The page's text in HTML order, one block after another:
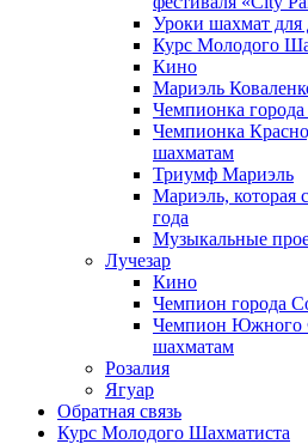
Уроки шахмат для
Курс Молодого
Кино
Мариэль
Чемпионка
Чемпионка
шахматам
Триумф Мариэль
Мариэль, которая
года
Музыкальные
Лучезар
Кино
Чемпион города
Чемпион Южного
шахматам
Розалия
Ягуар
Обратная связь
Курс Молодого Шахматиста